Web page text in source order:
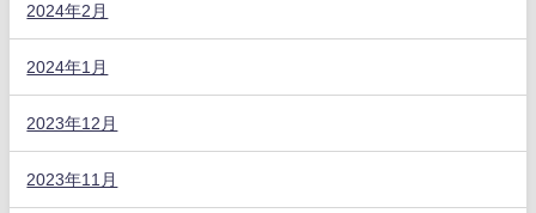
2024年2月
2024年1月
2023年12月
2023年11月